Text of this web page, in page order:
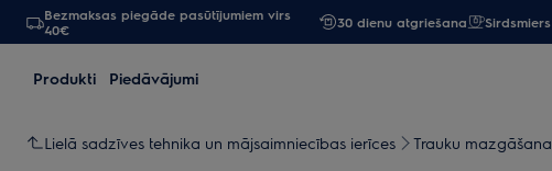
Bezmaksas piegāde pasūtījumiem virs
40€
30 dienu atgriešana Sirdsmiers
Produkti Piedāvājumi
Lielā sadzīves tehnika un mājsaimniecības ierīces Trauku mazgāšana